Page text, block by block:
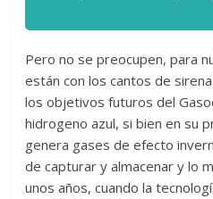
Pero no se preocupen, para
están con los cantos de
los objetivos futuros del
hidrogeno azul, si bien en su
genera gases de efecto
de capturar y almacenar y lo
unos años, cuando la